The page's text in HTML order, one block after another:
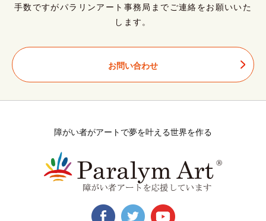
手数ですがパラリンアート事務局までご連絡をお願いいた
します。
お問い合わせ
障がい者がアートで夢を叶える世界を作る